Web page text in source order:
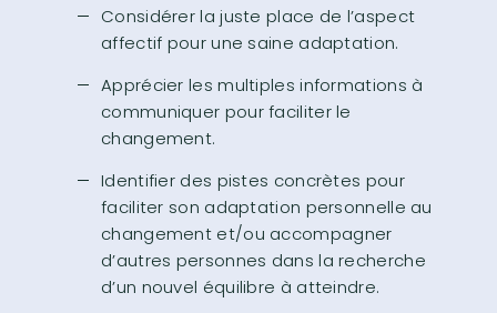
Considérer la juste place de l’aspect
affectif pour une saine adaptation.
Apprécier les multiples informations à
communiquer pour faciliter le
changement.
Identifier des pistes concrètes pour
faciliter son adaptation personnelle au
changement et/ou accompagner
d’autres personnes dans la recherche
d’un nouvel équilibre à atteindre.